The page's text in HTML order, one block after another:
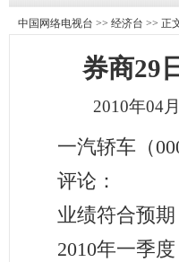
中国网络电视台 >> 经济台 >> 正
券商29
2010年04
一汽轿车（
评论：
业绩符合预期
2010年一季度